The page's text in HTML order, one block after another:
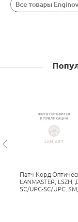
Все товары
Патч-Корд
LANMASTER, LSZH,
SC/UPC-SC/UPC,